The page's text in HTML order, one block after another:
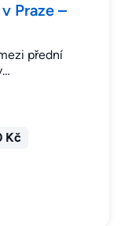
Praze –
přední
Kč